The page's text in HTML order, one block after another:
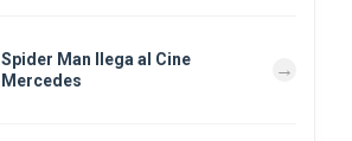
Spider Man llega al Cine
Mercedes